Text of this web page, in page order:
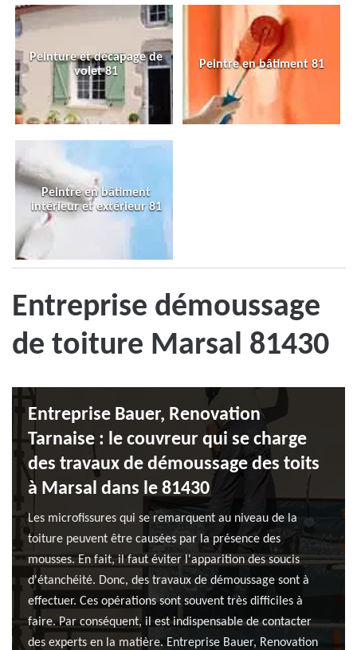
Peinture et décapage de
volet 81
Peintre en bâtiment 81
Peintre en bâtiment
intérieur et extérieur 81
Entreprise démoussage
de toiture Marsal 81430
Entreprise Bauer, Renovation
Tarnaise : le couvreur qui se charge
des travaux de démoussage des toits
à Marsal dans le 81430
Les microfissures qui se remarquent au niveau de la
toiture peuvent être causées par la présence des
mousses. En fait, il faut éviter l'apparition des soucis
d'étanchéité. Donc, des travaux de démoussage sont à
effectuer. Ces opérations sont souvent très difficiles à
faire. Par conséquent, il est indispensable de contacter
des experts en la matière. Entreprise Bauer, Renovation